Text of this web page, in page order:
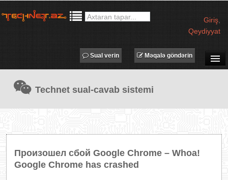
Giriş
Qeydiyyat
TECHNET TV
MƏQALƏLƏR
PROQRAMLAR
Məqalə göndərin
Sual verin
Technet sual-cavab sistemi
Произошел сбой Google Chrome – Whoa!
Google Chrome has crashed